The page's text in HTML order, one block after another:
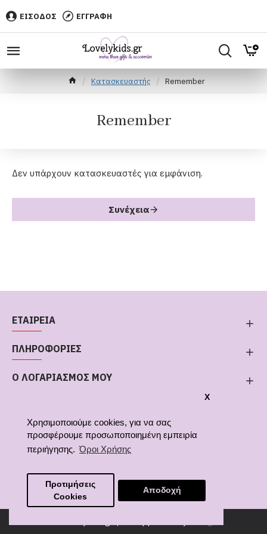
Χρησιμοποιούμε cookies, για να σας
προσφέρουμε προσωποποιημένη εμπειρία
περιήγησης. Όροι Χρήσης
X
Προτιμήσεις
Cookies
Αποδοχή
ΕΙΣΟΔΟΣ ΕΓΓΡΑΦΗ
Κατασκευαστής Remember
Remember
Δεν υπάρχουν κατασκευαστές για εμφάνιση.
Συνέχεια
ΕΤΑΙΡΕΙΑ
ΠΛΗΡΟΦΟΡΙΕΣ
Ο ΛΟΓΑΡΙΑΣΜΟΣ ΜΟΥ
Αριθμός Γ.Ε.ΜΗ. 154013006000